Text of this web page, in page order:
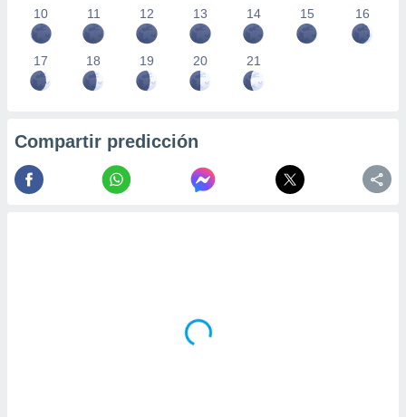
10 11 12 13 14 15 16
17 18 19 20 21
Compartir predicción